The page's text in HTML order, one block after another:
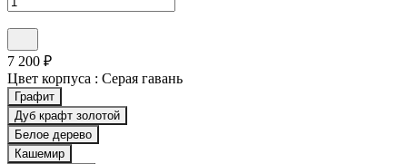
7 200 ₽
Цвет корпуса : Серая гавань
Графит
Дуб крафт золотой
Белое дерево
Кашемир